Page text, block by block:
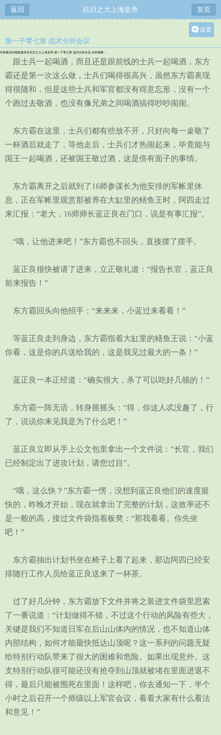
返回 抗日之大上海皇帝 首页
设置
大
中
小
第一千零七章 战术分析会议
作家最后的烟屁股所作抗日之大上海皇帝,第一千零七章 战术分析会议,内容摘要：
跟士兵一起喝酒，而且还是跟前线的士兵一起喝酒，东方
霸还是第一次这么做，士兵们喝得很高兴，虽然东方霸表现
得很随和，但是这些士兵和军官都没有得意忘形，没有一个
个跑过去敬酒，也没有像兄弟之间喝酒搞得吵吵闹闹。
东方霸在这里，士兵们都有些放不开，只好向每一桌敬了
一杯酒后就走了，等他走后，士兵们才热闹起来，毕竟能与
国王一起喝酒，还被国王敬过酒，这是倍有面子的事情。
东方霸离开之后就到了16师参谋长为他安排的军帐里休
息，正在军帐里观赏那被养在大缸里的鳝鱼王时，阿四走过
来汇报：“老大，16师师长蓝正良在门口，说是有事汇报”。
“哦，让他进来吧！”东方霸也不回头，直接摆了摆手。
蓝正良很快被请了进来，立正敬礼道：“报告长官，蓝正良
前来报告！”
东方霸回头向他招手：“来来来，小蓝过来看看！”
等蓝正良走到身边，东方霸指着大缸里的鳝鱼王说：“小蓝
你看，这是你的兵送给我的，这是我见过最大的一条！”
蓝正良一本正经道：“确实很大，杀了可以吃好几顿的！”
东方霸一阵无语，转身摇摇头：“得，你这人忒没趣了，行
了，说说你来见我是为了什么吧！”
蓝正良立即从手上公文包里拿出一个文件说：“长官，我们
已经制定出了进攻计划，请您过目”。
“哦，这么快？”东方霸一愣，没想到蓝正良他们的速度挺
快的，昨晚才开始，现在就拿出了完整的计划，这效率还不
是一般的高，接过文件袋指着板凳：“那我看看。你先坐
吧！”
东方霸抽出计划书坐在椅子上看了起来，那边阿四已经安
排随行工作人员给蓝正良送来了一杯茶。
过了好几分钟，东方霸放下文件并将之装进文件袋里思索
了一番说道：“计划做得不错，不过这个行动的风险有些大，
关键是我们不知道日军在后山山体内的情况，也不知道山体
内部结构，如何才能最快抵达山顶呢？这一系列的问题无疑
给特别行动队带来了很大的困难和危险。如果出现意外。这
支特别行动队很可能还没有抢夺到山顶就被堵在里面进退不
得，最后只能被围死在里面！这样吧，你去通知一下，半个
小时之后召开一个师级以上军官会议，看看大家有什么看法
和意见！”